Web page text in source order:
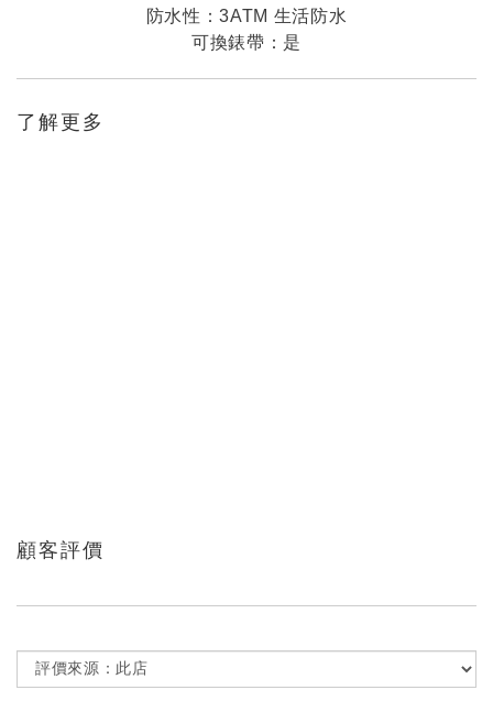
防水性：3ATM 生活防水
可換錶帶：是
了解更多
顧客評價